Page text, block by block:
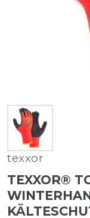
texxor
TEXXOR®